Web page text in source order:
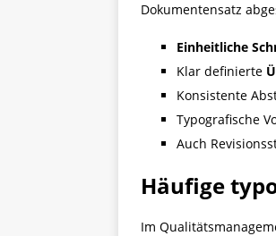
Dokumentensatz
Einheitliche
Klar definierte
Konsistente
Typografische
Auch
Häufige
Im